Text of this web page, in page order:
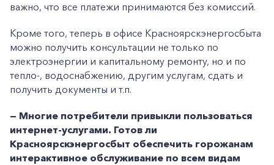
важно, что все платежи принимаются без комиссий.
Кроме того, теперь в офисе Красноярскэнергосбыта
можно получить консультации не только по
электроэнергии и капитальному ремонту, но и по
тепло-, водоснабжению, другим услугам, сдать и
получить документы и т.п.
— Многие потребители привыкли пользоваться
интернет-услугами. Готов ли
Красноярскэнергосбыт обеспечить горожанам
интерактивное обслуживание по всем видам